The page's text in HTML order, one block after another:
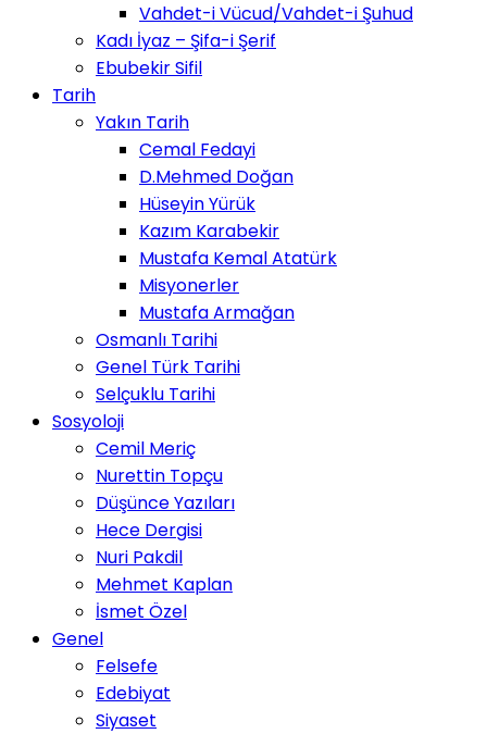
Vahdet-i Vücud/Vahdet-i Şuhud
Kadı İyaz – Şifa-i Şerif
Ebubekir Sifil
Tarih
Yakın Tarih
Cemal Fedayi
D.Mehmed Doğan
Hüseyin Yürük
Kazım Karabekir
Mustafa Kemal Atatürk
Misyonerler
Mustafa Armağan
Osmanlı Tarihi
Genel Türk Tarihi
Selçuklu Tarihi
Sosyoloji
Cemil Meriç
Nurettin Topçu
Düşünce Yazıları
Hece Dergisi
Nuri Pakdil
Mehmet Kaplan
İsmet Özel
Genel
Felsefe
Edebiyat
Siyaset